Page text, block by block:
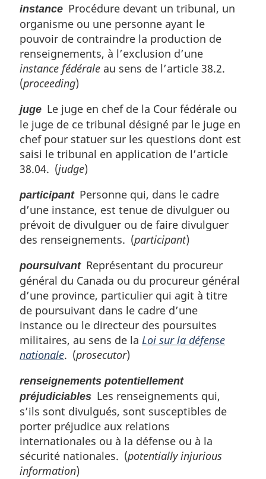
r
g
n
a
l
e
instance Procédure devant un tribunal, un
organisme ou une personne ayant le
pouvoir de contraindre la production de
renseignements, à l’exclusion d’une
instance fédérale au sens de l’article 38.2.
(proceeding)
juge Le juge en chef de la Cour fédérale ou
le juge de ce tribunal désigné par le juge en
chef pour statuer sur les questions dont est
saisi le tribunal en application de l’article
38.04. (judge)
participantPersonne qui, dans le cadre
d’une instance, est tenue de divulguer ou
prévoit de divulguer ou de faire divulguer
des renseignements. (participant)
poursuivantReprésentant du procureur
général du Canada ou du procureur général
d’une province, particulier qui agit à titre
de poursuivant dans le cadre d’une
instance ou le directeur des poursuites
militaires, au sens de la Loi sur la défense
nationale. (prosecutor)
renseignements potentiellement
préjudiciables Les renseignements qui,
s’ils sont divulgués, sont susceptibles de
porter préjudice aux relations
internationales ou à la défense ou à la
sécurité nationales. (potentially injurious
information)